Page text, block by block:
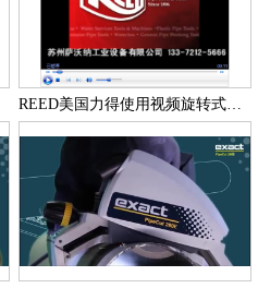
REED美国力得使用视频旋转式切管机使用视频使用视频